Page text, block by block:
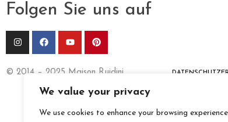
We value your privacy
We use cookies to enhance your browsing
Folgen Sie uns auf
© 2014 – 2025 Maison Ruidini